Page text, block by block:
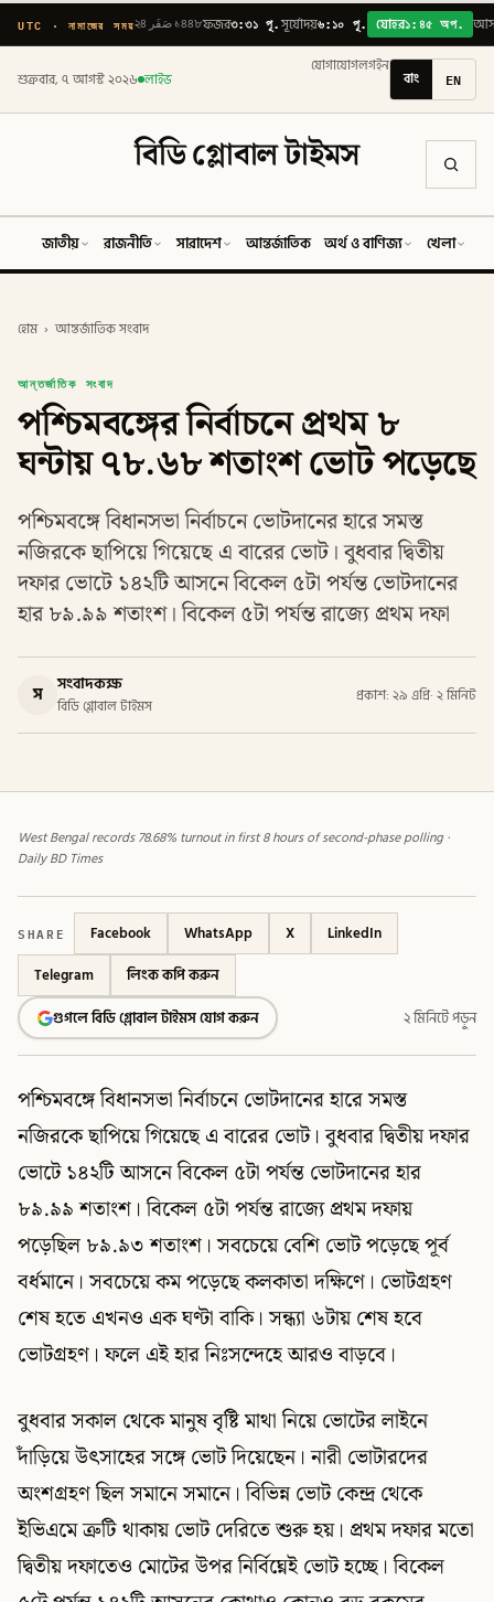
UTC · নামাজের সময় ২৪ صَفَر ১৪৪৮ফজর৩:৩১ পূ.সূর্যোদয়৬:১০ পূ. যোহর১:৪৫ অপ.
শুক্রবার, ৭ আগস্ট ২০২৬ লাইভ
যোগাযোগলগইন
বাং EN
বিডি গ্লোবাল টাইমস
জাতীয় রাজনীতি সারাদেশ আন্তর্জাতিক অর্থ ও বাণিজ্য খেলা
হোম › আন্তর্জাতিক সংবাদ
আন্তর্জাতিক সংবাদ
পশ্চিমবঙ্গের নির্বাচনে প্রথম ৮
ঘন্টায় ৭৮.৬৮ শতাংশ ভোট পড়েছে
পশ্চিমবঙ্গে বিধানসভা নির্বাচনে ভোটদানের হারে সমস্ত
নজিরকে ছাপিয়ে গিয়েছে এ বারের ভোট। বুধবার দ্বিতীয়
দফার ভোটে ১৪২টি আসনে বিকেল ৫টা পর্যন্ত ভোটদানের
হার ৮৯.৯৯ শতাংশ। বিকেল ৫টা পর্যন্ত রাজ্যে প্রথম দফা
স সংবাদকক্ষ
বিডি গ্লোবাল টাইমস
প্রকাশ: ২৯ এপ্রি· ২ মিনিট
West Bengal records 78.68% turnout in first 8 hours of second-phase polling ·
Daily BD Times
SHARE Facebook WhatsApp X
LinkedIn
Telegram
লিংক কপি করুন
গুগলে বিডি গ্লোবাল টাইমস যোগ করুন
২ মিনিটে পড়ুন
পশ্চিমবঙ্গে বিধানসভা নির্বাচনে ভোটদানের হারে সমস্ত
নজিরকে ছাপিয়ে গিয়েছে এ বারের ভোট। বুধবার দ্বিতীয় দফার
ভোটে ১৪২টি আসনে বিকেল ৫টা পর্যন্ত ভোটদানের হার
৮৯.৯৯ শতাংশ। বিকেল ৫টা পর্যন্ত রাজ্যে প্রথম দফায়
পড়েছিল ৮৯.৯৩ শতাংশ। সবচেয়ে বেশি ভোট পড়েছে পূর্ব
বর্ধমানে। সবচেয়ে কম পড়েছে কলকাতা দক্ষিণে। ভোটগ্রহণ
শেষ হতে এখনও এক ঘণ্টা বাকি। সন্ধ্যা ৬টায় শেষ হবে
ভোটগ্রহণ। ফলে এই হার নিঃসন্দেহে আরও বাড়বে।
বুধবার সকাল থেকে মানুষ বৃষ্টি মাথা নিয়ে ভোটের লাইনে
দাঁড়িয়ে উৎসাহের সঙ্গে ভোট দিয়েছেন। নারী ভোটারদের
অংশগ্রহণ ছিল সমানে সমানে। বিভিন্ন ভোট কেন্দ্র থেকে
ইভিএমে ত্রুটি থাকায় ভোট দেরিতে শুরু হয়। প্রথম দফার মতো
দ্বিতীয় দফাতেও মোটের উপর নির্বিঘ্নেই ভোট হচ্ছে। বিকেল